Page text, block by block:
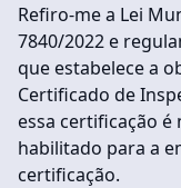
Refiro-me a Lei
7840/2022 e
que estabelece a
Certificado de
essa certificação
habilitado para a
certificação.